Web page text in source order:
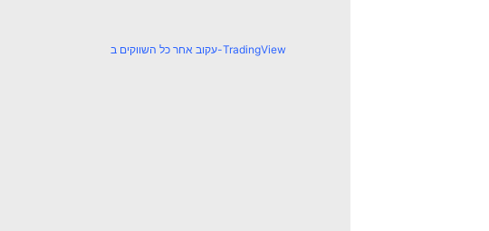
עקוב אחר כל השווקים ב-TradingView